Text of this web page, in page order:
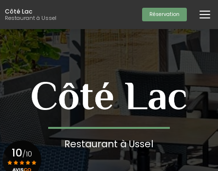
au
contenu
principal
Côté Lac
Restaurant à Ussel Réservation
Restaurant à Ussel
10/10